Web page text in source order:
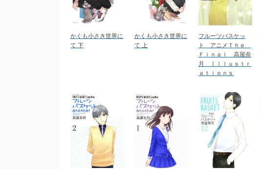
かくも小さき世界に
て 下
かくも小さき世界に
て 上
フルーツバスケッ
ト アニメＴｈｅ
Ｆｉｎａｌ 高屋奈
月 Ｉｌｌｕｓｔｒ
ａｔｉｏｎｓ